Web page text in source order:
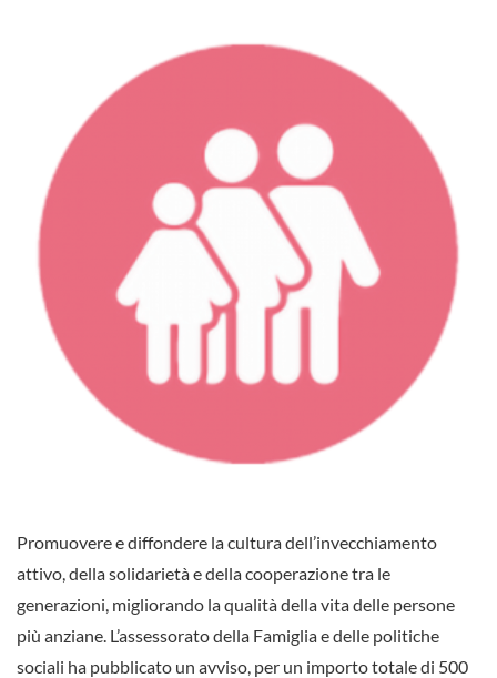
Promuovere e diffondere la cultura dell’invecchiamento
attivo, della solidarietà e della cooperazione tra le
generazioni, migliorando la qualità della vita delle persone
più anziane. L’assessorato della Famiglia e delle politiche
sociali ha pubblicato un avviso, per un importo totale di 500